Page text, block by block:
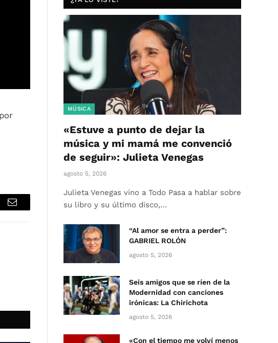
Email
MÚSICA
«Estuve a punto de dejar la
música y mi mamá me convenció
de seguir»: Julieta Venegas
agosto 5, 2026
Julieta Venegas vino a Todo Pasa a hablar sobre
su libro y su último disco,…
“Al amor se entra a perder”:
GABRIEL ROLÓN
agosto 5, 2026
Seis amigos que se ríen de la
Modernidad con canciones
irónicas: La Chirichota
agosto 5, 2026
«Con el tiempo me volví menos